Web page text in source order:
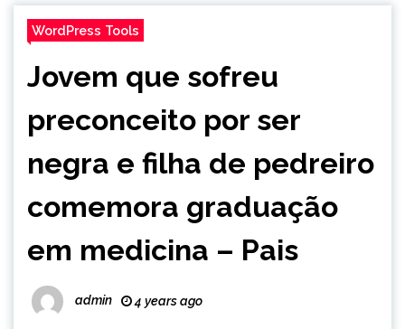
WordPress Tools
Jovem que sofreu
preconceito por ser
negra e filha de pedreiro
comemora graduação
em medicina – Pais
admin 4 years ago